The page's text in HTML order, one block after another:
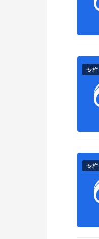
专栏
专栏